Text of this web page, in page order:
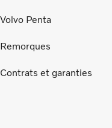
Volvo Penta
Remorques
Contrats et garanties